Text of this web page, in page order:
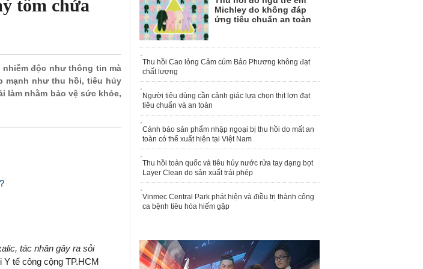
tôm chứa
độc như thông tin mà
mạnh như thu hồi, tiêu hủy
làm nhằm bảo vệ sức khỏe,
tác nhân gây ra sỏi
tế công cộng TP.HCM
Michley do không đáp
ứng tiêu chuẩn an toàn
Thu hồi Cao lỏng Cảm cúm Bảo Phương không đạt
chất lượng
Người tiêu dùng cần cảnh giác lựa chọn thịt lợn đạt
tiêu chuẩn và an toàn
Cảnh báo sản phẩm nhập ngoại bị thu hồi do mất an
toàn có thể xuất hiện tại Việt Nam
Thu hồi toàn quốc và tiêu hủy nước rửa tay dạng bọt
Layer Clean do sản xuất trái phép
Vinmec Central Park phát hiện và điều trị thành công
ca bệnh tiêu hóa hiếm gặp